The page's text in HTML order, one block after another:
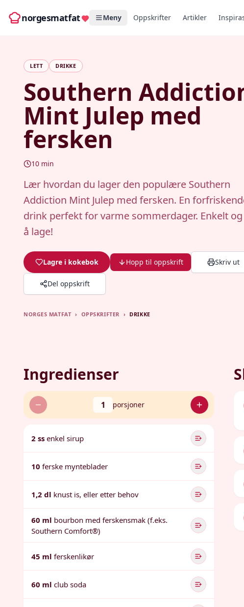
norgesmatfat Meny Oppskrifter Artikler
LETT DRIKKE
Southern
Mint Julep med
fersken
10 min
Lær hvordan du lager den populære Southern
Addiction Mint Julep med fersken. En
drink perfekt for varme sommerdager. Enkelt
å lage!
Lagre i kokebok Hopp til oppskrift Skriv ut
Del oppskrift
NORGES MATFAT › OPPSKRIFTER › DRIKKE
Ingredienser
1 porsjoner
2 ss enkel sirup
10 ferske mynteblader
1,2 dl knust is, eller etter behov
60 ml bourbon med ferskensmak (f.eks.
Southern Comfort®)
45 ml ferskenlikør
60 ml club soda